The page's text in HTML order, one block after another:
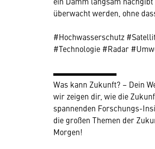
überwacht werden, ohne
#Hochwasserschutz
#Technologie #Radar
▬▬▬▬▬▬▬▬
Was kann Zukunft? – Dein
wir zeigen dir, wie die
spannenden Forschungs-
die großen Themen der
Morgen!